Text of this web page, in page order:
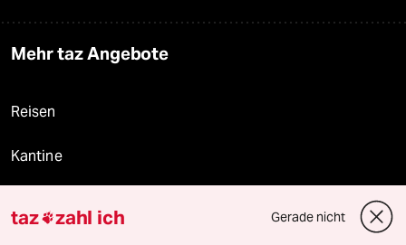
Mehr taz Angebote
Reisen
Kantine
taz zahl ich Gerade nicht